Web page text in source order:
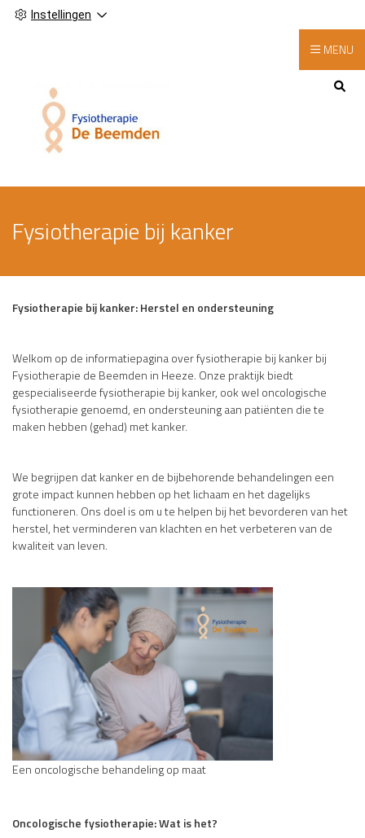
Instellingen
Hoofdmenu
MENU
Fysiotherapie bij kanker
Fysiotherapie bij kanker: Herstel en ondersteuning
Welkom op de informatiepagina over fysiotherapie bij kanker bij
Fysiotherapie de Beemden in Heeze. Onze praktijk biedt
gespecialiseerde fysiotherapie bij kanker, ook wel oncologische
fysiotherapie genoemd, en ondersteuning aan patiënten die te
maken hebben (gehad) met kanker.
We begrijpen dat kanker en de bijbehorende behandelingen een
grote impact kunnen hebben op het lichaam en het dagelijks
functioneren. Ons doel is om u te helpen bij het bevorderen van het
herstel, het verminderen van klachten en het verbeteren van de
kwaliteit van leven.
Een oncologische behandeling op maat
Oncologische fysiotherapie: Wat is het?